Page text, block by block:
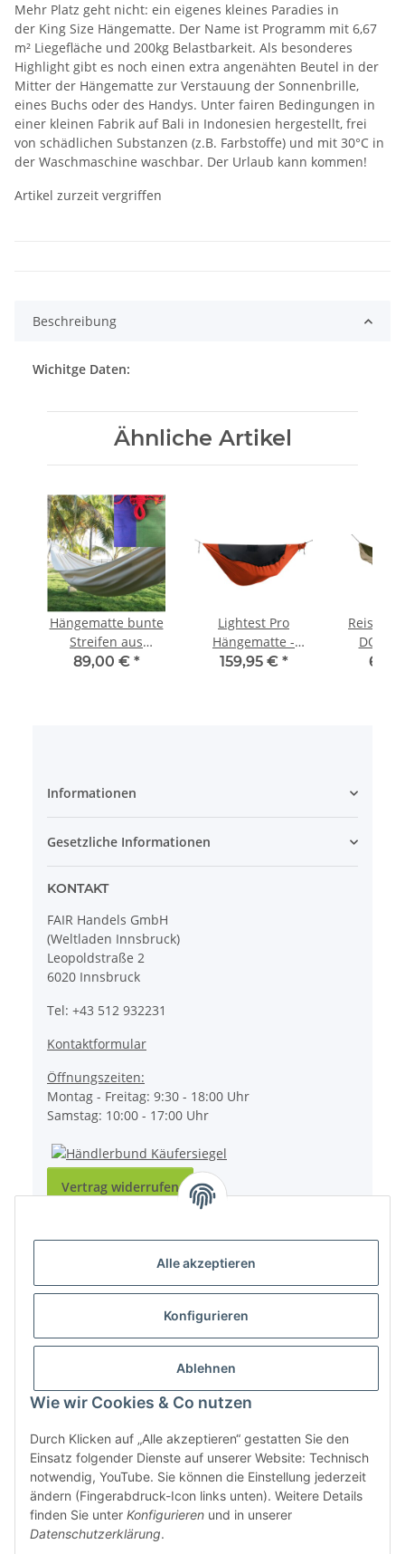
Alle akzeptieren
Konfigurieren
Ablehnen
Wie wir Cookies & Co nutzen
Durch Klicken auf „Alle akzeptieren“ gestatten Sie den
Einsatz folgender Dienste auf unserer Website: Technisch
notwendig, YouTube. Sie können die Einstellung jederzeit
ändern (Fingerabdruck-Icon links unten). Weitere Details
finden Sie unter Konfigurieren und in unserer
Datenschutzerklärung.
Mehr Platz geht nicht: ein eigenes kleines Paradies in
der King Size Hängematte. Der Name ist Programm mit 6,67
m² Liegefläche und 200kg Belastbarkeit. Als besonderes
Highlight gibt es noch einen extra angenähten Beutel in der
Mitter der Hängematte zur Verstauung der Sonnenbrille,
eines Buchs oder des Handys. Unter fairen Bedingungen in
einer kleinen Fabrik auf Bali in Indonesien hergestellt, frei
von schädlichen Substanzen (z.B. Farbstoffe) und mit 30°C in
der Waschmaschine waschbar. Der Urlaub kann kommen!
Artikel zurzeit vergriffen
Beschreibung
Wichitge Daten:
Ähnliche Artikel
Hängematte bunte
Streifen aus
Baumwolle
89,00 € *
Lightest Pro
Hängematte -
Orange
159,95 € *
Green
Informationen
Gesetzliche Informationen
KONTAKT
FAIR Handels GmbH
(Weltladen Innsbruck)
Leopoldstraße 2
6020 Innsbruck
Tel: +43 512 932231
Kontaktformular
Öffnungszeiten:
Montag - Freitag: 9:30 - 18:00 Uhr
Samstag: 10:00 - 17:00 Uhr
Vertrag widerrufen
* Alle Preise inkl. gesetzlicher USt., zzgl.Versand
Powered byJTL-Shop
200 kg
Tuchfläche
290 x 230 cm (6,67 m²)
Gesamtlänge (Haken zu Haken) 320 cm
Material